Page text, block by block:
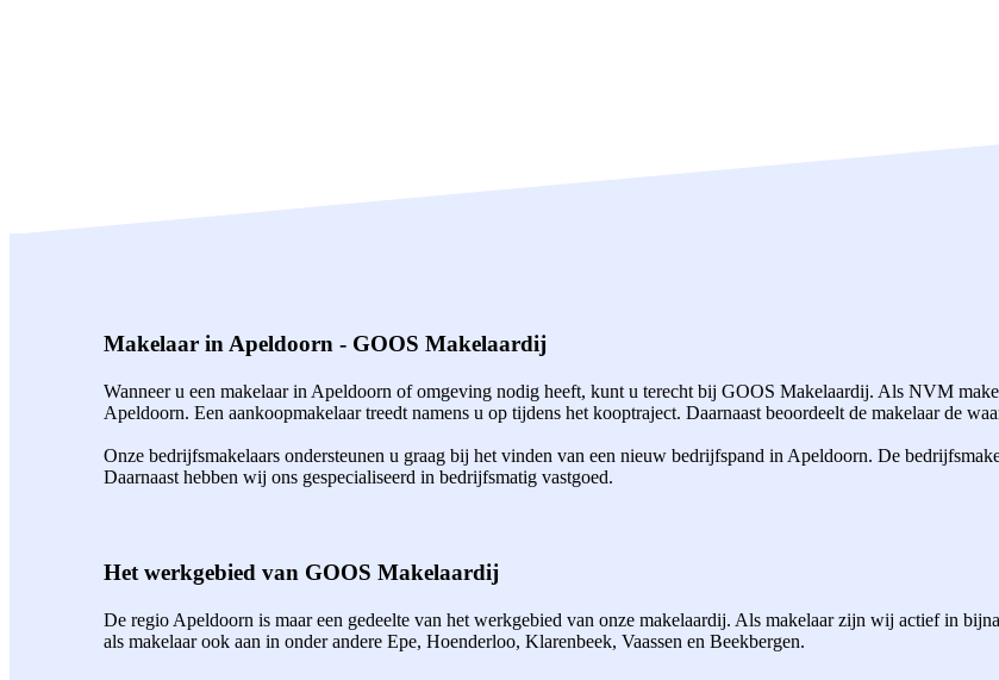
Makelaar in Apeldoorn - GOOS Makelaardij
Wanneer u een makelaar in Apeldoorn of omgeving nodig heeft, kunt u terecht bij GOOS Makelaardij. Als NVM
Apeldoorn. Een aankoopmakelaar treedt namens u op tijdens het kooptraject. Daarnaast beoordeelt de makelaar de
Onze bedrijfsmakelaars ondersteunen u graag bij het vinden van een nieuw bedrijfspand in Apeldoorn. De
Daarnaast hebben wij ons gespecialiseerd in bedrijfsmatig vastgoed.
Het werkgebied van GOOS Makelaardij
De regio Apeldoorn is maar een gedeelte van het werkgebied van onze makelaardij. Als makelaar zijn wij actief in
als makelaar ook aan in onder andere Epe, Hoenderloo, Klarenbeek, Vaassen en Beekbergen.